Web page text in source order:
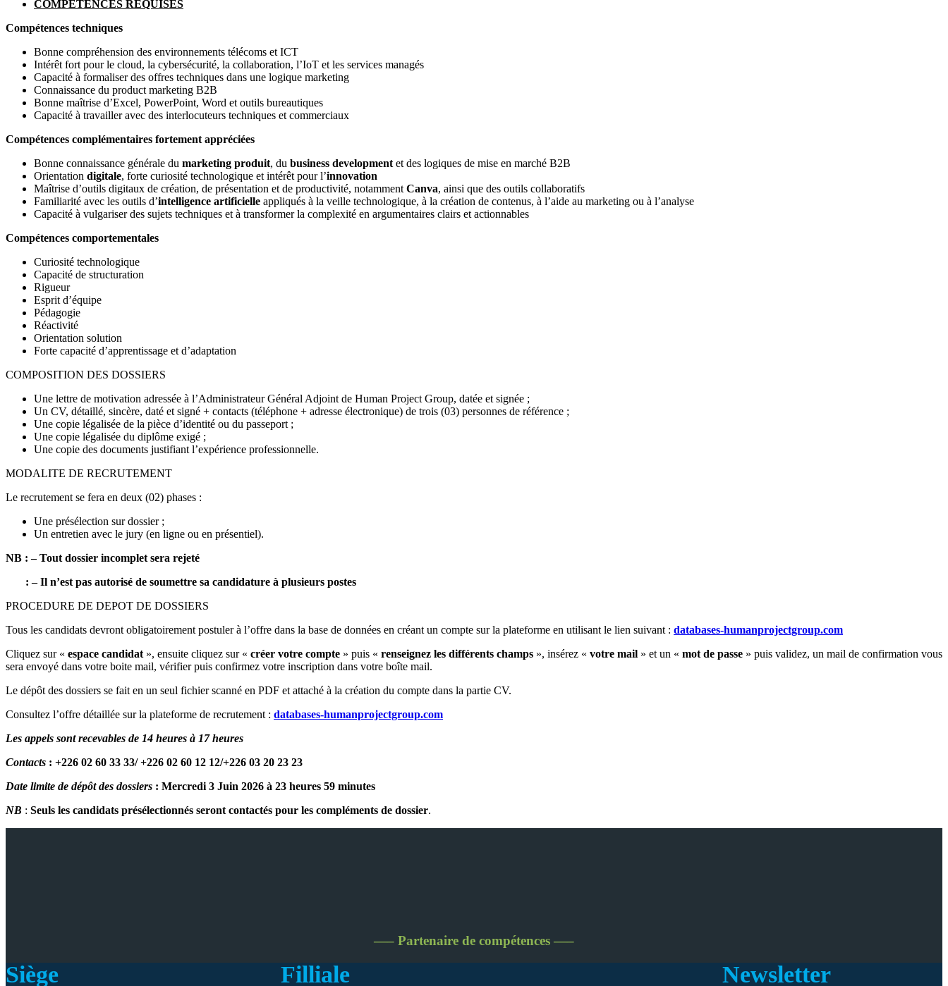
COMPETENCES REQUISES
Compétences techniques
Bonne compréhension des environnements télécoms et ICT
Intérêt fort pour le cloud, la cybersécurité, la collaboration, l’IoT et les services managés
Capacité à formaliser des offres techniques dans une logique marketing
Connaissance du product marketing B2B
Bonne maîtrise d’Excel, PowerPoint, Word et outils bureautiques
Capacité à travailler avec des interlocuteurs techniques et commerciaux
Compétences complémentaires fortement appréciées
Bonne connaissance générale du marketing produit, du business development et des logiques de mise en marché B2B
Orientation digitale, forte curiosité technologique et intérêt pour l’innovation
Maîtrise d’outils digitaux de création, de présentation et de productivité, notamment Canva, ainsi que des outils collaboratifs
Familiarité avec les outils d’intelligence artificielle appliqués à la veille technologique, à la création de contenus, à l’aide au marketing ou à l’analyse
Capacité à vulgariser des sujets techniques et à transformer la complexité en argumentaires clairs et actionnables
Compétences comportementales
Curiosité technologique
Capacité de structuration
Rigueur
Esprit d’équipe
Pédagogie
Réactivité
Orientation solution
Forte capacité d’apprentissage et d’adaptation
COMPOSITION DES DOSSIERS
Une lettre de motivation adressée à l’Administrateur Général Adjoint de Human Project Group, datée et signée ;
Un CV, détaillé, sincère, daté et signé + contacts (téléphone + adresse électronique) de trois (03) personnes de référence ;
Une copie légalisée de la pièce d’identité ou du passeport ;
Une copie légalisée du diplôme exigé ;
Une copie des documents justifiant l’expérience professionnelle.
MODALITE DE RECRUTEMENT
Le recrutement se fera en deux (02) phases :
Une présélection sur dossier ;
Un entretien avec le jury (en ligne ou en présentiel).
NB : – Tout dossier incomplet sera rejeté
: – Il n’est pas autorisé de soumettre sa candidature à plusieurs postes
PROCEDURE DE DEPOT DE DOSSIERS
Tous les candidats devront obligatoirement postuler à l’offre dans la base de données en créant un compte sur la plateforme en utilisant le lien suivant : databases-humanprojectgroup.com
Cliquez sur « espace candidat », ensuite cliquez sur « créer votre compte » puis « renseignez les différents champs », insérez « votre mail » et un « mot de passe » puis validez, un mail de confirmation vous
sera envoyé dans votre boite mail, vérifier puis confirmez votre inscription dans votre boîte mail.
Le dépôt des dossiers se fait en un seul fichier scanné en PDF et attaché à la création du compte dans la partie CV.
Consultez l’offre détaillée sur la plateforme de recrutement : databases-humanprojectgroup.com
Les appels sont recevables de 14 heures à 17 heures
Contacts : +226 02 60 33 33/ +226 02 60 12 12/+226 03 20 23 23
Date limite de dépôt des dossiers : Mercredi 3 Juin 2026 à 23 heures 59 minutes
NB : Seuls les candidats présélectionnés seront contactés pour les compléments de dossier.
—– Partenaire de compétences —–
Siège Filliale Newsletter